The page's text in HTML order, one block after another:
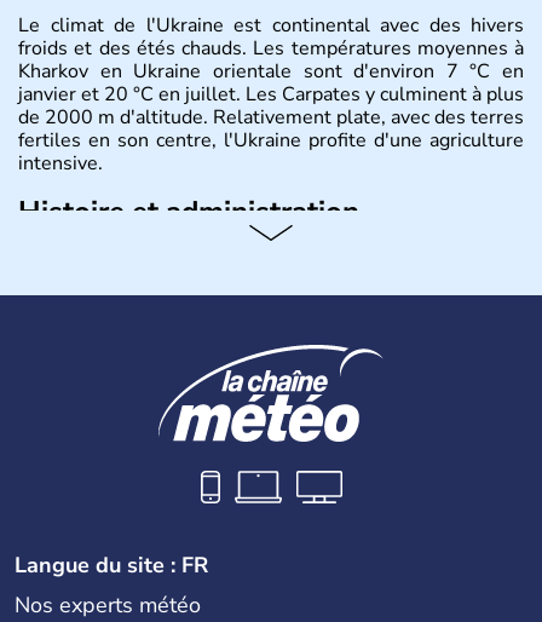
Le climat de l'Ukraine est continental avec des hivers
froids et des étés chauds. Les températures moyennes à
Kharkov en Ukraine orientale sont d'environ 7 °C en
janvier et 20 °C en juillet. Les Carpates y culminent à plus
de 2000 m d'altitude. Relativement plate, avec des terres
fertiles en son centre, l'Ukraine profite d'une agriculture
intensive.
Histoire et administration
Biélorussie au Nord. La capitale s'appelle Kiev et
remonte au 24 août 1991. Sébastopol, Karkhov et
Odessa sont les principales villes d'Ukraine.
Langue du site : FR
Nos experts météo